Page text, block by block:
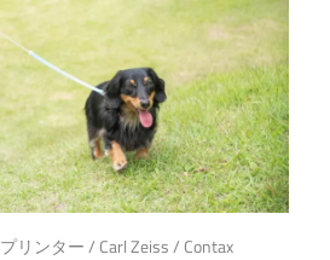
リンター/ Carl Zeiss/ Contax